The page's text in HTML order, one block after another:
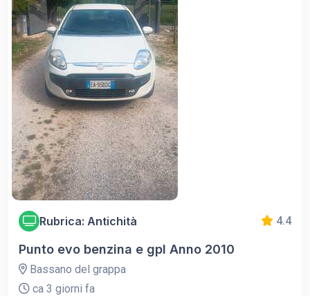
Rubrica: Antichità 4.4
Punto evo benzina e gpl Anno 2010
Bassano del grappa
ca 3 giorni fa